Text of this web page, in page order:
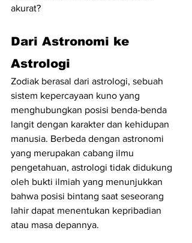
akurat?
Dari Astronomi ke
Astrologi
Zodiak berasal dari astrologi, sebuah
sistem kepercayaan kuno yang
menghubungkan posisi benda-benda
langit dengan karakter dan kehidupan
manusia. Berbeda dengan astronomi
yang merupakan cabang ilmu
pengetahuan, astrologi tidak didukung
oleh bukti ilmiah yang menunjukkan
bahwa posisi bintang saat seseorang
lahir dapat menentukan kepribadian
atau masa depannya.